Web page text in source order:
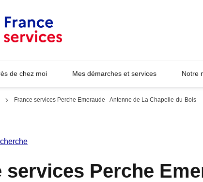
de chez moi Mes démarches et services Notre
France services Perche Emeraude - Antenne de La Chapelle-du-Bois
services Perche